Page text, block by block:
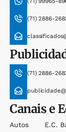
(71) 2886-
(71) 2886-
Canais e
Autos
E.c.